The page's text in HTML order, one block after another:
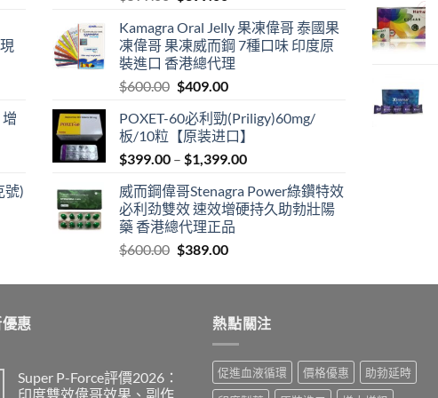
號)
was:
$599.00.
is:
$399.00.
Kamagra Oral Jelly 果凍偉哥 泰國果
凍偉哥 果凍威而鋼 7種口味 印度原
裝進口 香港總代理
$600.00 Original
was:
$600.00.
$409.00Current
is:
$409.00.
POXET-60必利勁(Priligy)60mg/
板/10粒【原装进口】
$399.00 – $1,399.00Price
$399.00
through
威而鋼偉哥Stenagra Power綠鑽特效
必利劲雙效 速效增硬持久助勃壯陽
藥 香港總代理正品
$600.00 Original
was:
$389.00Current
is:
惠
Super P-Force評價2026：
印度雙效偉哥效果、副作
熱點關注
促進血液循環 價格優惠
助勃延時